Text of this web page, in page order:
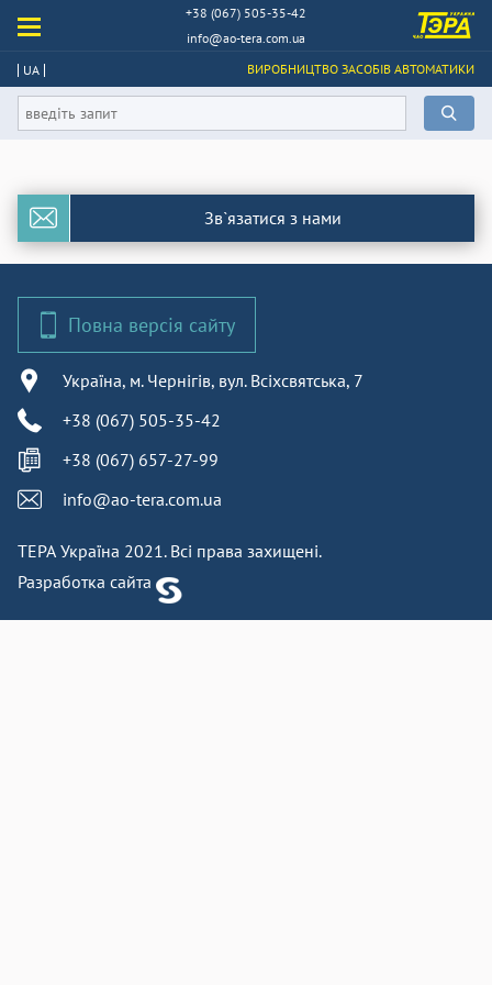
+38 (067) 505-35-42
info@ao-tera.com.ua
UA
ВИРОБНИЦТВО ЗАСОБІВ АВТОМАТИКИ
Зв`язатися з нами
Повна версія сайту
Україна, м. Чернігів, вул. Всіхсвятська, 7
+38 (067) 505-35-42
+38 (067) 657-27-99
info@ao-tera.com.ua
ТЕРА Україна 2021. Всі права захищені.
Разработка сайта